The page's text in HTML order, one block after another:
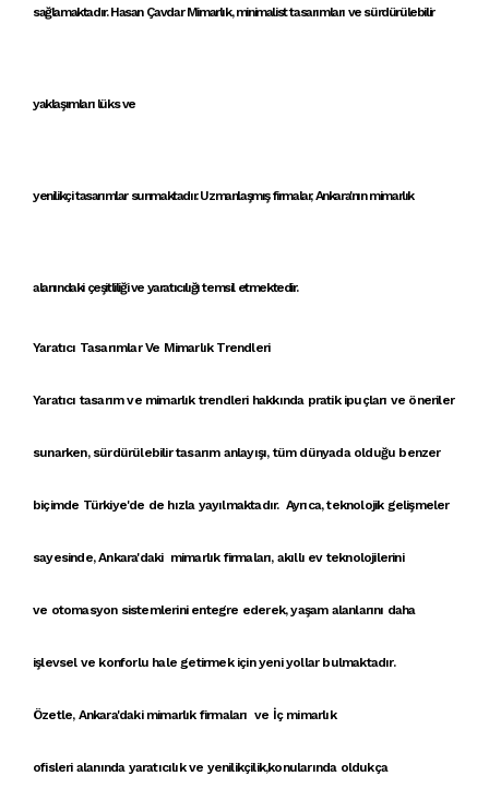
sağlamaktadır.Hasan Çavdar Mimarlık,minimalist tasarımları ve sürdürülebilir
yaklaşımları lüks ve
yenilikçitasarımlarsunmaktadır.Uzmanlaşmış firmalar,Ankara'nın mimarlık
alanındaki çeşitliliği ve yaratıcılığıtemsil etmektedir.
Yaratıcı Tasarımlar Ve Mimarlık Trendleri
Yaratıcı tasarımve mimarlık trendlerihakkında pratik ipuçları ve öneriler
sunarken,sürdürülebilir tasarım anlayışı, tüm dünyada olduğu benzer
biçimde Türkiye'de de hızla yayılmaktadır. Ayrıca, teknolojik gelişmeler
sayesinde,Ankara'daki mimarlık firmaları, akıllı ev teknolojilerini
ve otomasyon sistemlerini entegre ederek, yaşam alanlarını daha
işlevsel ve konforlu hale getirmek için yeni yollar bulmaktadır.
Özetle, Ankara'daki mimarlık firmaları ve İç mimarlık
ofisleri alanında yaratıcılık ve yenilikçilik,konularında oldukça